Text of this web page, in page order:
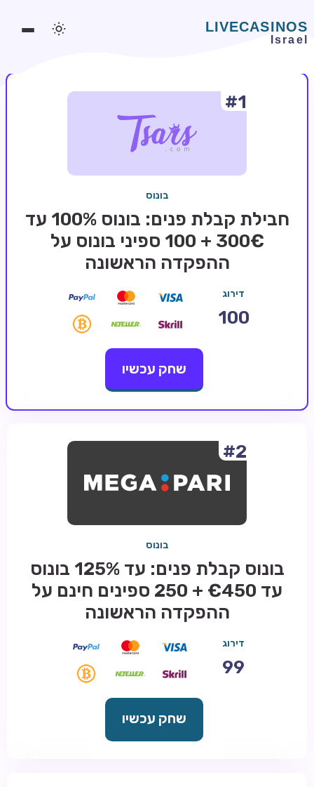
משחקים אונליין
בלאקג'ק אונליין
בונוסים בקזינו אונליין
טיפים
#1
בונוס
חבילת קבלת פנים: בונוס 100% עד
300€ + 100 ספיני בונוס על
ההפקדה הראשונה
דירוג
100
שחק עכשיו
#2
בונוס
בונוס קבלת פנים: עד 125% בונוס
עד €450 + 250 ספינים חינם על
ההפקדה הראשונה
דירוג
99
שחק עכשיו